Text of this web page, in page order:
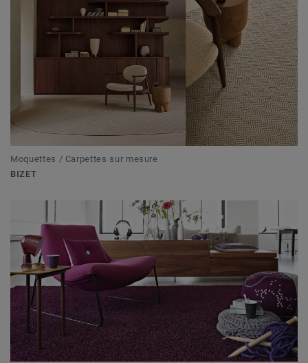
Moquettes / Carpettes sur mesure
BIZET